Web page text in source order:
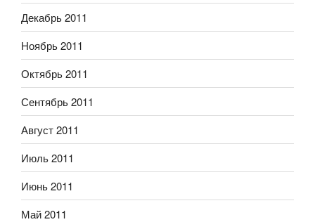
Декабрь 2011
Ноябрь 2011
Октябрь 2011
Сентябрь 2011
Август 2011
Июль 2011
Июнь 2011
Май 2011